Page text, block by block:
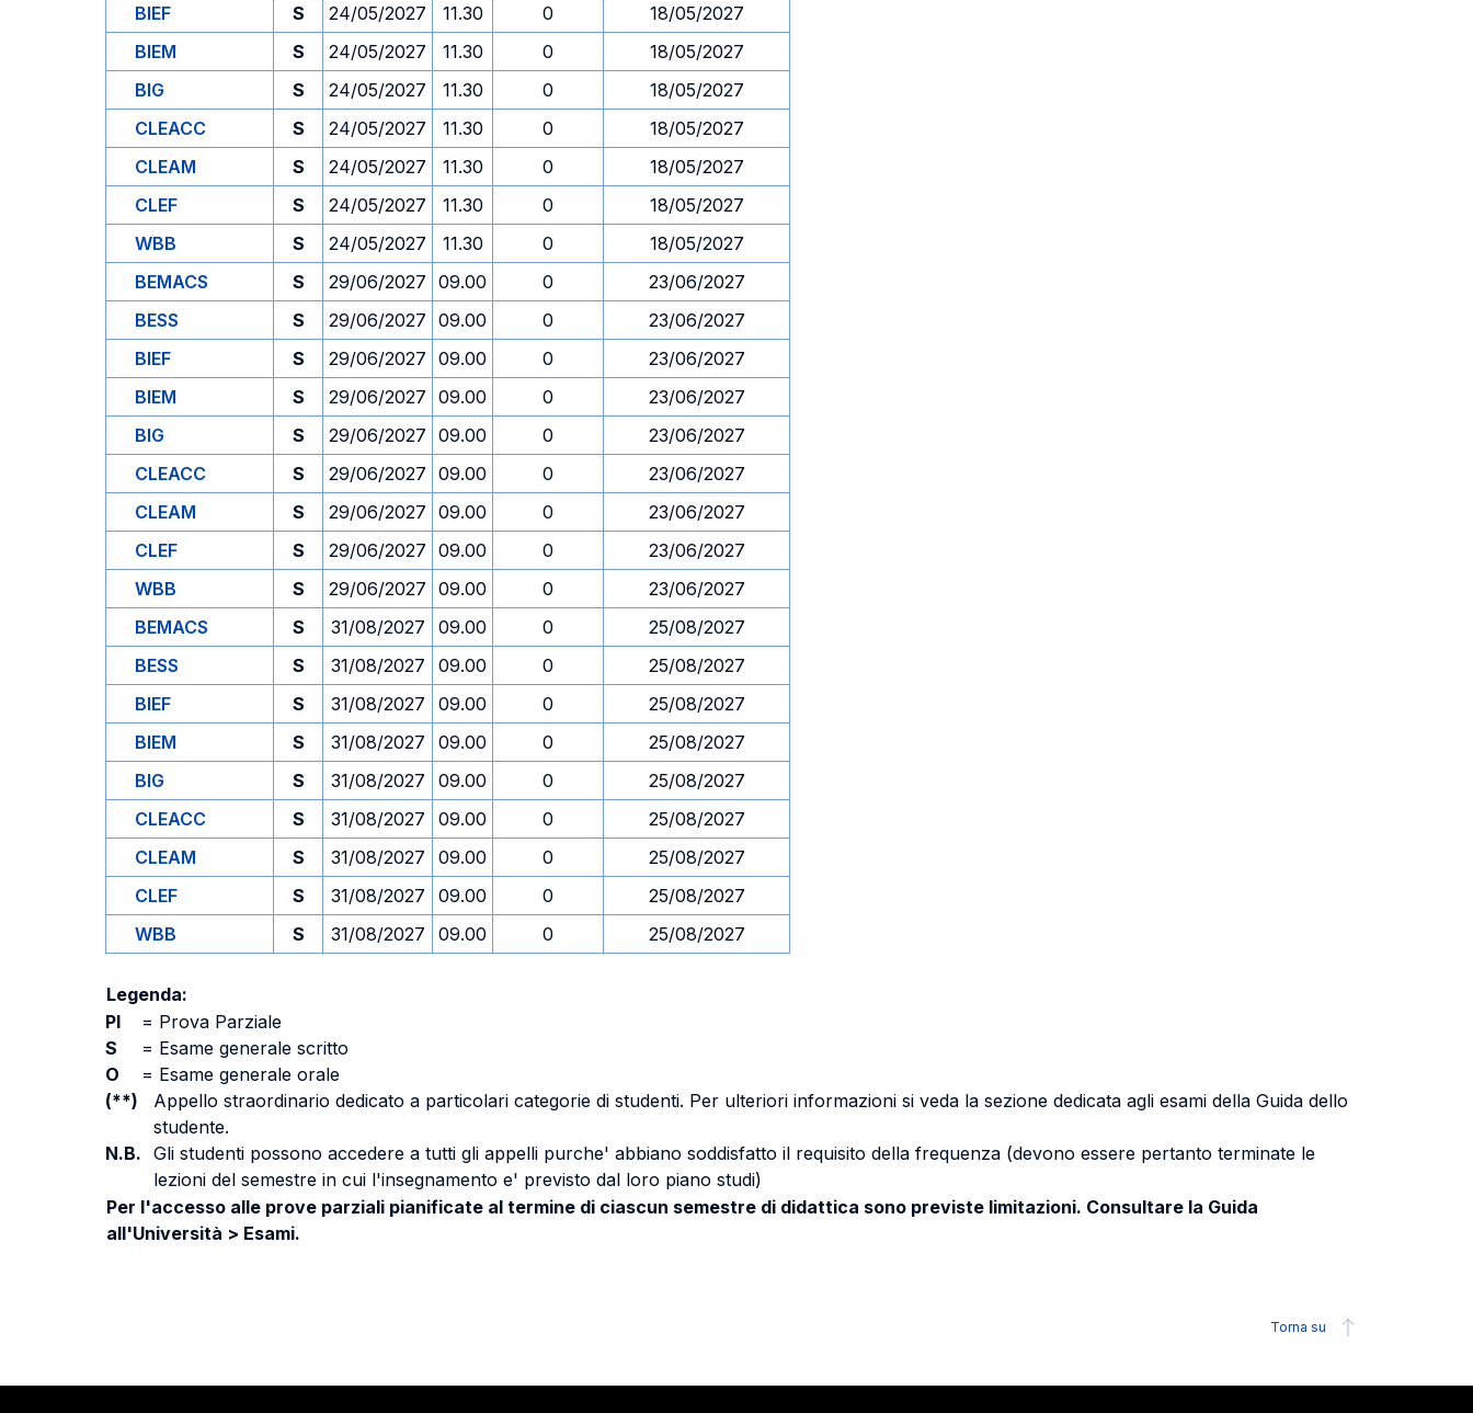
BIEF
S 24/05/2027 11.30 0
18/05/2027
BIEM
S 24/05/2027 11.30 0
18/05/2027
BIG
S 24/05/2027 11.30 0
18/05/2027
CLEACC
S 24/05/2027 11.30 0
18/05/2027
CLEAM
S 24/05/2027 11.30 0
18/05/2027
CLEF
S 24/05/2027 11.30 0
18/05/2027
WBB
S 24/05/2027 11.30 0
18/05/2027
BEMACS
S 29/06/2027 09.00 0
23/06/2027
BESS
S 29/06/2027 09.00 0
23/06/2027
BIEF
S 29/06/2027 09.00 0
23/06/2027
BIEM
S 29/06/2027 09.00 0
23/06/2027
BIG
S 29/06/2027 09.00 0
23/06/2027
CLEACC
S 29/06/2027 09.00 0
23/06/2027
CLEAM
S 29/06/2027 09.00 0
23/06/2027
CLEF
S 29/06/2027 09.00 0
23/06/2027
WBB
S 29/06/2027 09.00 0
23/06/2027
BEMACS
S 31/08/2027 09.00 0
25/08/2027
BESS
S 31/08/2027 09.00 0
25/08/2027
BIEF
S 31/08/2027 09.00 0
25/08/2027
BIEM
S 31/08/2027 09.00 0
25/08/2027
BIG
S 31/08/2027 09.00 0
25/08/2027
CLEACC
S 31/08/2027 09.00 0
25/08/2027
CLEAM
S 31/08/2027 09.00 0
25/08/2027
CLEF
S 31/08/2027 09.00 0
25/08/2027
WBB
S 31/08/2027 09.00 0 25/08/2027
Legenda:
PI
= Prova Parziale
S
= Esame generale scritto
O
= Esame generale orale
(**)
Appello straordinario dedicato a particolari categorie di studenti. Per ulteriori informazioni si veda la sezione dedicata agli esami della Guida dello
studente.
N.B. Gli studenti possono accedere a tutti gli appelli purche' abbiano soddisfatto il requisito della frequenza (devono essere pertanto terminate le
lezioni del semestre in cui l'insegnamento e' previsto dal loro piano studi)
Per l'accesso alle prove parziali pianificate al termine di ciascun semestre di didattica sono previste limitazioni. Consultare la Guida
all'Università > Esami.
Torna su